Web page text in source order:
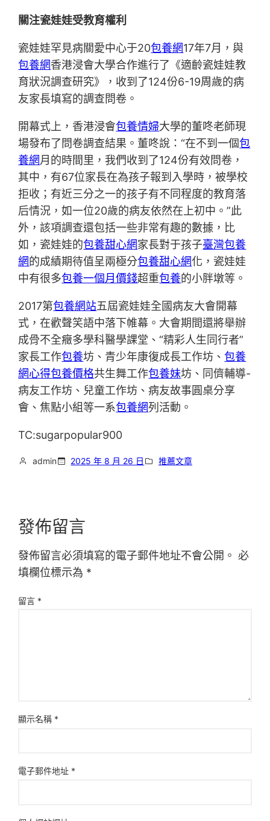
關注瓷娃娃受教育權利
瓷娃娃罕見病關愛中心于20包養網17年7月，與
包養網香港浸會大學合作進行了《適齡瓷娃娃教
育狀況調查研究》，收到了124份6-19周歲的病
友家長填寫的調查問卷。
開幕式上，香港浸會包養情婦大學的董咚老師現
場發布了問卷調查結果。董咚說：“在不到一個包
養網月的時間里，我們收到了124份有效問卷，
其中，有67位家長在為孩子報到入學時，被學校
拒收；有近三分之一的孩子有不同程度的教育落
后情況，如一位20歲的病友依然在上初中。”此
外，該項調查還包括一些非常有趣的數據，比
如，瓷娃娃的包養甜心網家長對于孩子臺灣包養
網的成績期待值呈兩極分包養甜心網化，瓷娃娃
中有很多包養一個月價錢超重包養的小胖墩等。
2017第包養網站五屆瓷娃娃全國病友大會開幕
式，在歡聲笑語中落下帷幕。大會期間還將舉辦
成骨不全癥多學科醫學課堂、“精彩人生同行者”
家長工作包養坊、青少年康復成長工作坊、包養
網心得包養價格共生舞工作包養妹坊、同儕輔導-
病友工作坊、兒童工作坊、病友故事圓桌分享
會、焦點小組等一系包養網列活動。
TC:sugarpopular900
admin 2025 年 8 月 26 日 推薦文章
發佈留言
發佈留言必須填寫的電子郵件地址不會公開。 必
填欄位標示為 *
留言 *
顯示名稱 *
電子郵件地址 *